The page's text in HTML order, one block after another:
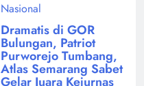
Nasional
Dramatis di GOR
Bulungan, Patriot
Purworejo Tumbang,
Atlas Semarang Sabet
Gelar Juara Kejurnas